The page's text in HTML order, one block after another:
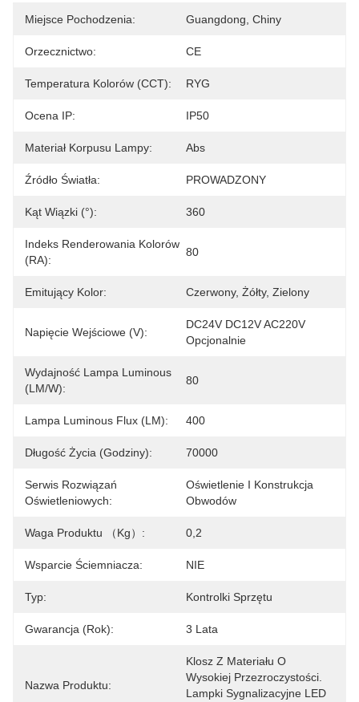
Miejsce Pochodzenia: Guangdong, Chiny
Orzecznictwo: CE
Temperatura Kolorów (CCT): RYG
Ocena IP: IP50
Materiał Korpusu Lampy: Abs
Źródło Światła: PROWADZONY
Kąt Wiązki (°): 360
Indeks Renderowania Kolorów
(RA):
80
Emitujący Kolor: Czerwony, Żółty, Zielony
Napięcie Wejściowe (V):
DC24V DC12V AC220V
Opcjonalnie
Wydajność Lampa Luminous
(LM/W):
80
Lampa Luminous Flux (LM): 400
Długość Życia (godziny): 70000
Serwis Rozwiązań
Oświetleniowych:
Oświetlenie I Konstrukcja
Obwodów
Waga Produktu （kg）: 0,2
Wsparcie Ściemniacza: NIE
Typ: Kontrolki Sprzętu
Gwarancja (rok): 3 Lata
Nazwa Produktu:
Klosz Z Materiału O
Wysokiej Przezroczystości.
Lampki Sygnalizacyjne LED